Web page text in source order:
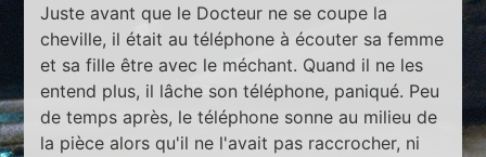
Juste avant que le Docteur ne se coupe la
cheville, il était au téléphone à écouter sa femme
et sa fille être avec le méchant. Quand il ne les
entend plus, il lâche son téléphone, paniqué. Peu
de temps après, le téléphone sonne au milieu de
la pièce alors qu'il ne l'avait pas raccrocher, ni